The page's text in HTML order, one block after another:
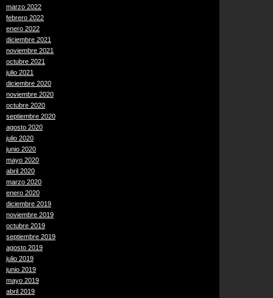
marzo 2022
febrero 2022
enero 2022
diciembre 2021
noviembre 2021
octubre 2021
julio 2021
diciembre 2020
noviembre 2020
octubre 2020
septiembre 2020
agosto 2020
julio 2020
junio 2020
mayo 2020
abril 2020
marzo 2020
enero 2020
diciembre 2019
noviembre 2019
octubre 2019
septiembre 2019
agosto 2019
julio 2019
junio 2019
mayo 2019
abril 2019